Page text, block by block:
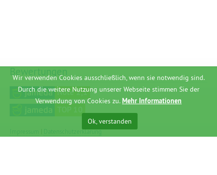
Bewertungen
Note 2,1
Datenschutzerklärung
Wir verwenden Cookies ausschließlich, wenn sie notwendig sind.
Durch die weitere Nutzung unserer Webseite stimmen Sie der
Verwendung von Cookies zu.Mehr Informationen
Ok, verstanden